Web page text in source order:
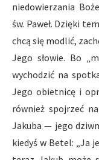
niedowierzania
św. Paweł. Dzięki
chcą się modlić,
Jego słowie. Bo
wychodzić na
Jego obietnicę i
również spojrzeć
Jakuba — jego
kiedyś w Betel: „Ja